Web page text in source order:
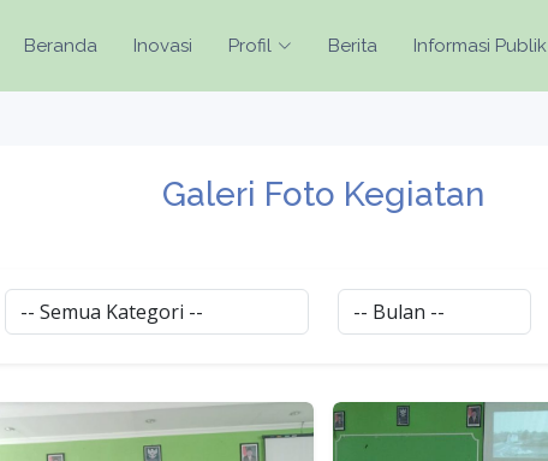
Beranda Inovasi Profil Berita Informasi Publik
Galeri Foto Kegiatan